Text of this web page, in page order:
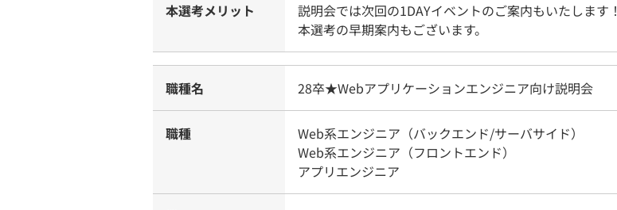
本選考メリット
説明会では次回の1DAYイベントのご案内もいたします！
本選考の早期案内もございます。
職種名 28卒★Webアプリケーションエンジニア向け説明会
職種
Web系エンジニア（バックエンド/サーバサイド）
Web系エンジニア（フロントエンド）
アプリエンジニア